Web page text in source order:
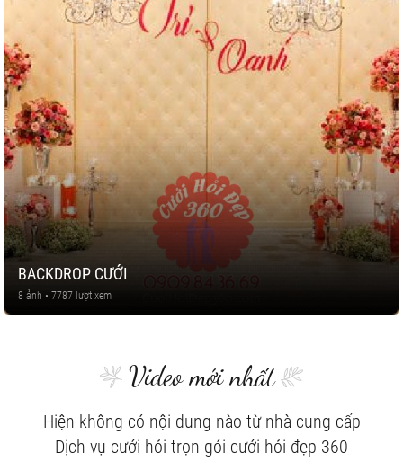
BACKDROP CƯỚI
8 ảnh • 7787 lượt xem
Video mới nhất
Hiện không có nội dung nào từ nhà cung cấp
Dịch vụ cưới hỏi trọn gói cưới hỏi đẹp 360